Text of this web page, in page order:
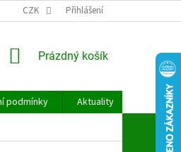
CZK Přihlášení
NÁKUPNÍ
Prázdný košík
podmínky Aktuality
Kontakt